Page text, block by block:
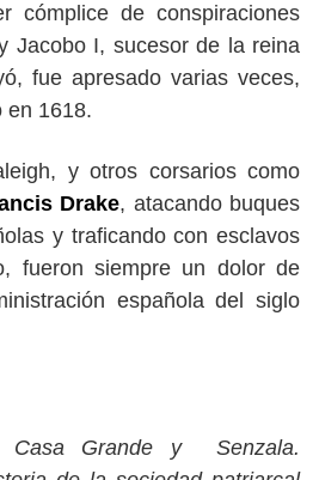
de conspiraciones
Jacobo I, sucesor de la reina
fue apresado varias veces,
en 1618.
y otros corsarios como
Drake, atacando buques
y traficando con esclavos
fueron siempre un dolor de
española del siglo
Casa Grande y Senzala.